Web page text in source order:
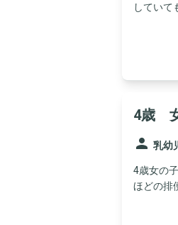
していて
4歳
person 乳幼
4歳女の
ほどの排